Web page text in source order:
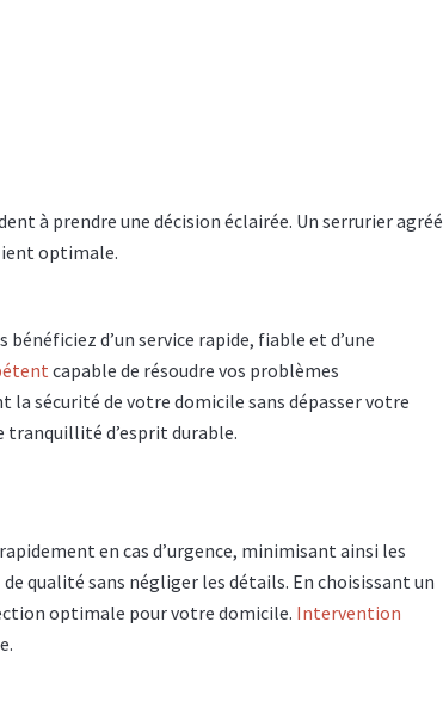
à prendre une décision éclairée. Un serrurier agréé
optimale.
d’un service rapide, fiable et d’une
capable de résoudre vos problèmes
sécurité de votre domicile sans dépasser votre
tranquillité d’esprit durable.
en cas d’urgence, minimisant ainsi les
qualité sans négliger les détails. En choisissant un
optimale pour votre domicile. Intervention